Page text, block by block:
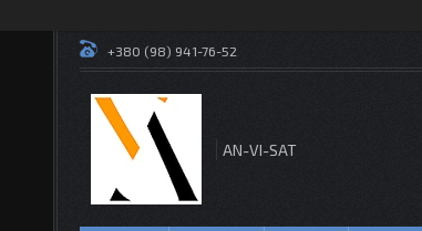
+380 (98) 941-76-52
AN-VI-SAT